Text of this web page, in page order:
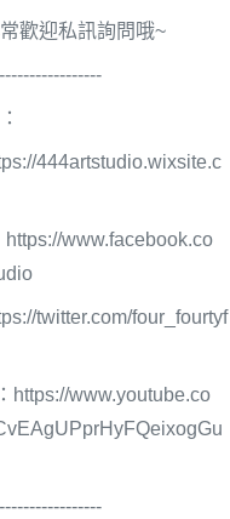
歡迎私訊詢問哦~
444artstudio.wixsite.c
https://www.facebook.co
twitter.com/four_fourtyf
https://www.youtube.co